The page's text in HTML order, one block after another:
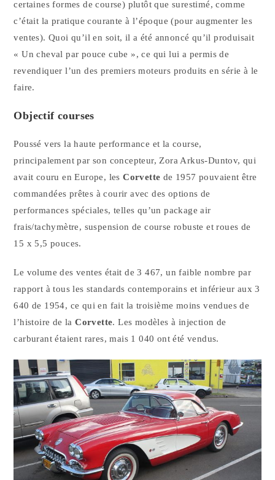
certaines formes de course) plutôt que surestimé, comme
c’était la pratique courante à l’époque (pour augmenter les
ventes). Quoi qu’il en soit, il a été annoncé qu’il produisait
« Un cheval par pouce cube », ce qui lui a permis de
revendiquer l’un des premiers moteurs produits en série à le
faire.
Objectif courses
Poussé vers la haute performance et la course,
principalement par son concepteur, Zora Arkus-Duntov, qui
avait couru en Europe, lesCorvette de 1957 pouvaient être
commandées prêtes à courir avec des options de
performances spéciales, telles qu’un package air
frais/tachymètre, suspension de course robuste et roues de
15 x 5,5 pouces.
Le volume des ventes était de 3 467, un faible nombre par
rapport à tous les standards contemporains et inférieur aux 3
640 de 1954, ce qui en fait la troisième moins vendues de
l’histoire de laCorvette. Les modèles à injection de
carburant étaient rares, mais 1 040 ont été vendus.